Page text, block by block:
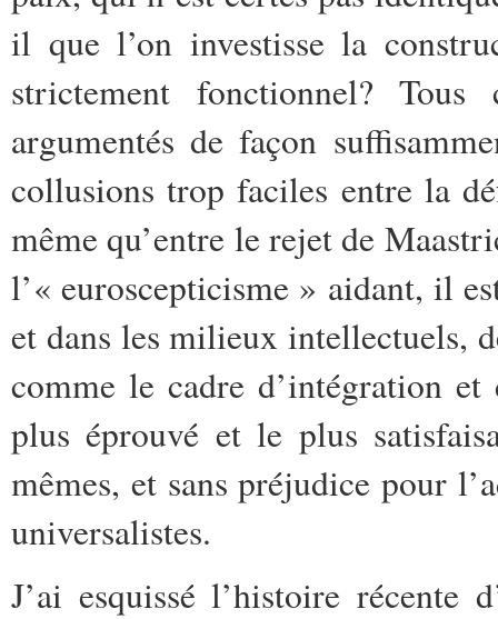
il que l’on investisse la
strictement fonctionnel?
argumentés de façon
collusions trop faciles entre la
même qu’entre le rejet de
l’« euroscepticisme » aidant, il
et dans les milieux intellectuels,
comme le cadre d’intégration
plus éprouvé et le plus
mêmes, et sans préjudice pour
universalistes.
J’ai esquissé l’histoire récente